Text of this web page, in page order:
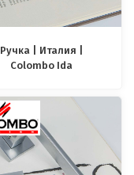
Ручка | Италия |
Colombo Ida